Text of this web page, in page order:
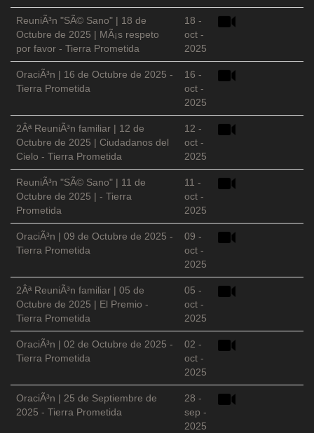
ReuniÃ³n "SÃ© Sano" | 18 de
Octubre de 2025 | MÃ¡s respeto
por favor - Tierra Prometida
18 -
oct -
2025
OraciÃ³n | 16 de Octubre de 2025 -
Tierra Prometida
16 -
oct -
2025
2Âª ReuniÃ³n familiar | 12 de
Octubre de 2025 | Ciudadanos del
Cielo - Tierra Prometida
12 -
oct -
2025
ReuniÃ³n "SÃ© Sano" | 11 de
Octubre de 2025 | - Tierra
Prometida
11 -
oct -
2025
OraciÃ³n | 09 de Octubre de 2025 -
Tierra Prometida
09 -
oct -
2025
2Âª ReuniÃ³n familiar | 05 de
Octubre de 2025 | El Premio -
Tierra Prometida
05 -
oct -
2025
OraciÃ³n | 02 de Octubre de 2025 -
Tierra Prometida
02 -
oct -
2025
OraciÃ³n | 25 de Septiembre de
2025 - Tierra Prometida
28 -
sep -
2025